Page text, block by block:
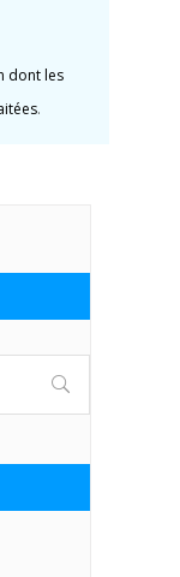
dont les
.